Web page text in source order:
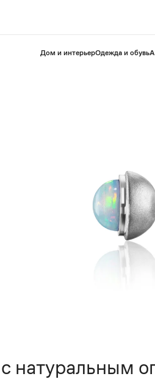
⁠Дом и интерьерОдежда и обувь
натуральным